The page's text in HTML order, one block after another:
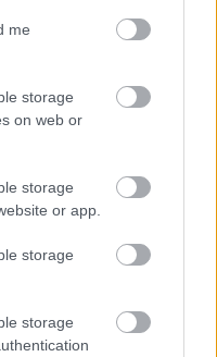
me
storage
on web or
storage
or app.
storage
storage
kommunikálni, erre
viccesen, hogy
rengeteg sorozatot
nem emlékszem
volna, hogy